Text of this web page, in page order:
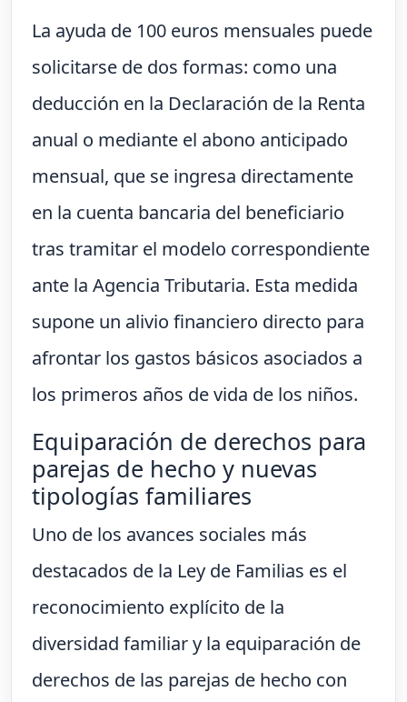
La ayuda de 100 euros mensuales puede
solicitarse de dos formas: como una
deducción en la Declaración de la Renta
anual o mediante el abono anticipado
mensual, que se ingresa directamente
en la cuenta bancaria del beneficiario
tras tramitar el modelo correspondiente
ante la Agencia Tributaria. Esta medida
supone un alivio financiero directo para
afrontar los gastos básicos asociados a
los primeros años de vida de los niños.
Equiparación de derechos para
parejas de hecho y nuevas
tipologías familiares
Uno de los avances sociales más
destacados de la Ley de Familias es el
reconocimiento explícito de la
diversidad familiar y la equiparación de
derechos de las parejas de hecho con